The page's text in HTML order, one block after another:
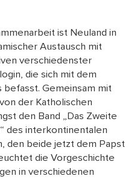
ist Neuland in
Austausch mit
verschiedenster
die sich mit dem
befasst. Gemeinsam mit
der Katholischen
den Band „Das Zweite
des interkontinentalen
den beide jetzt dem Papst
die Vorgeschichte
in verschiedenen